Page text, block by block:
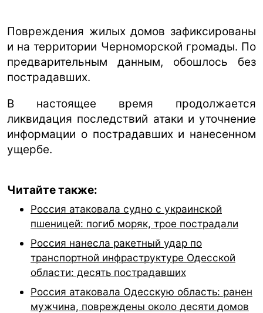
Повреждения жилых домов зафиксированы
и на территории Черноморской громады. По
предварительным данным, обошлось без
пострадавших.
В настоящее время продолжается
ликвидация последствий атаки и уточнение
информации о пострадавших и нанесенном
ущербе.
Читайте также:
Россия атаковала судно с украинской
пшеницей: погиб моряк, трое пострадали
Россия нанесла ракетный удар по
транспортной инфраструктуре Одесской
области: десять пострадавших
Россия атаковала Одесскую область: ранен
мужчина, повреждены около десяти домов